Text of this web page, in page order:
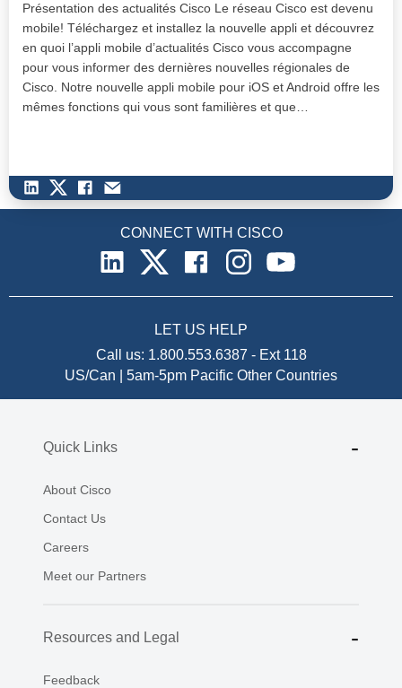
Présentation des actualités Cisco Le réseau Cisco est devenu
mobile! Téléchargez et installez la nouvelle appli et découvrez
en quoi l’appli mobile d’actualités Cisco vous accompagne
pour vous informer des dernières nouvelles régionales de
Cisco. Notre nouvelle appli mobile pour iOS et Android offre les
mêmes fonctions qui vous sont familières et que…
CONNECT WITH CISCO
LET US HELP
Call us: 1.800.553.6387 - Ext 118
US/Can | 5am-5pm Pacific Other Countries